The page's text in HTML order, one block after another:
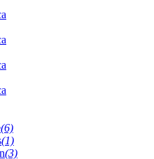
(6)
(1)
(3)